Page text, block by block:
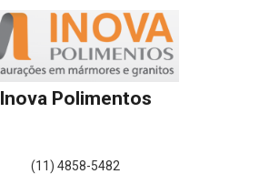
Inova Polimentos
(11) 4858-5482